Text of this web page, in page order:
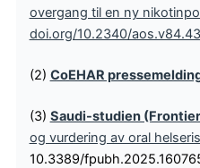
overgang til en ny
doi.org/10.2340/
(2) CoEHAR
(3) Saudi-studien
og vurdering av oral
10.3389/